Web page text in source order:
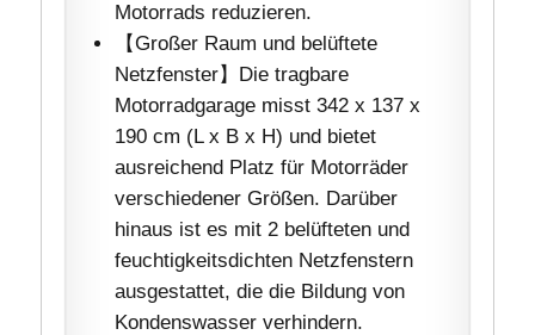
Motorrads reduzieren.
【Großer Raum und belüftete
Netzfenster】Die tragbare
Motorradgarage misst 342 x 137 x
190 cm (L x B x H) und bietet
ausreichend Platz für Motorräder
verschiedener Größen. Darüber
hinaus ist es mit 2 belüfteten und
feuchtigkeitsdichten Netzfenstern
ausgestattet, die die Bildung von
Kondenswasser verhindern.